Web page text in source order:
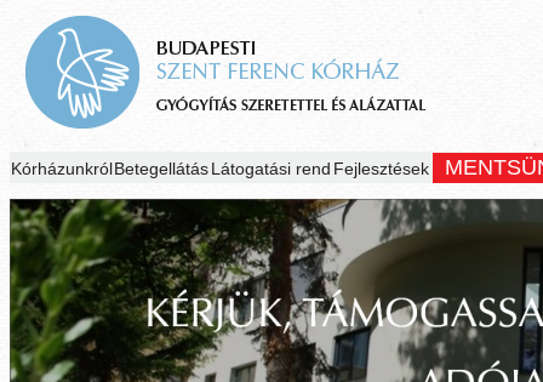
KórházunkrólBetegellátásLátogatási rend Fejlesztések